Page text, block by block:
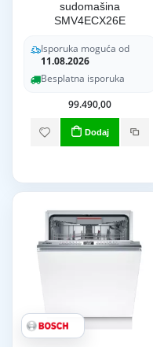
sudomašina
SMV4ECX26E
Isporuka moguća od
11.08.2026
Besplatna isporuka
99.490,00
Dodaj